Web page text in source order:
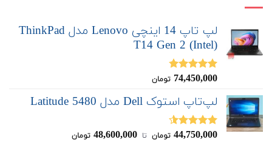
لپ تاپ 14 اینچی Lenovo مدل ThinkPad
T14 Gen 2 (Intel)
نمره4.75
74,450,000 تومان
لپ‌تاپ استوک Dell مدل Latitude 5480
نمره4.50
44,750,000 تومان ‌ تا ‌ 48,600,000 تومان